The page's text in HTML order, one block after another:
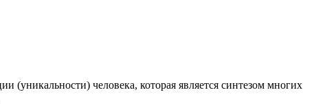
(уникальности) человека, которая является синтезом многих